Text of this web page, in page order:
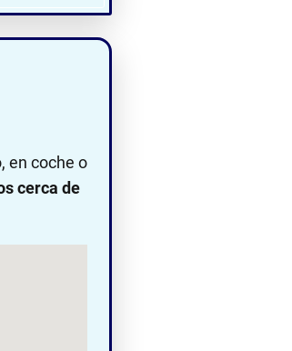
en coche o
cerca de